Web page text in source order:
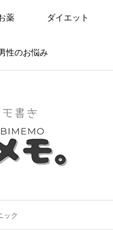
薬 ダイエット
性のお悩み
ック